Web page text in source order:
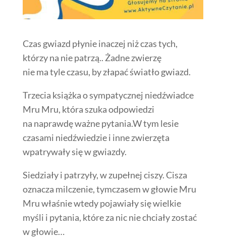
Czas gwiazd płynie inaczej niż czas tych,
którzy na nie patrzą.. Żadne zwierzę
nie ma tyle czasu, by złapać światło gwiazd.
Trzecia książka o sympatycznej niedźwiadce
Mru Mru, która szuka odpowiedzi
na naprawdę ważne pytania.W tym lesie
czasami niedźwiedzie i inne zwierzęta
wpatrywały się w gwiazdy.
Siedziały i patrzyły, w zupełnej ciszy. Cisza
oznacza milczenie, tymczasem w głowie Mru
Mru właśnie wtedy pojawiały się wielkie
myśli i pytania, które za nic nie chciały zostać
w głowie…